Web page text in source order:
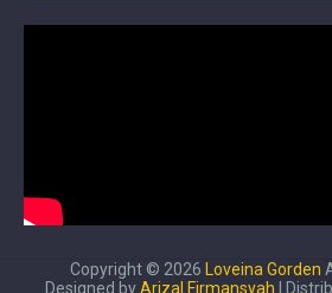
Copyright © 2026 Loveina Gorden
Designed byArizal Firmansyah |